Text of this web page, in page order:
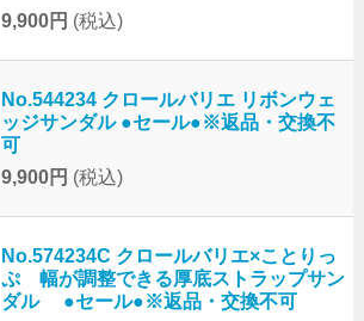
9,900円 (税込)
No.544234 クロールバリエ リボンウェ
ッジサンダル ●セール●※返品・交換不
可
9,900円 (税込)
No.574234C クロールバリエ×ことりっ
ぷ 幅が調整できる厚底ストラップサン
ダル ●セール●※返品・交換不可